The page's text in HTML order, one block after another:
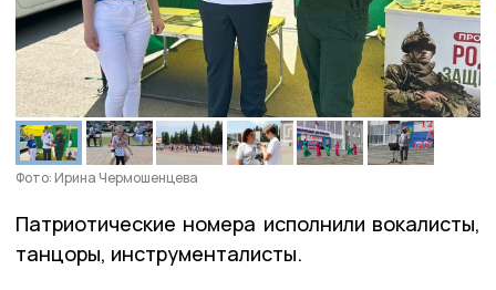
Фото: Ирина Чермошенцева
Патриотические номера исполнили вокалисты,
танцоры, инструменталисты.